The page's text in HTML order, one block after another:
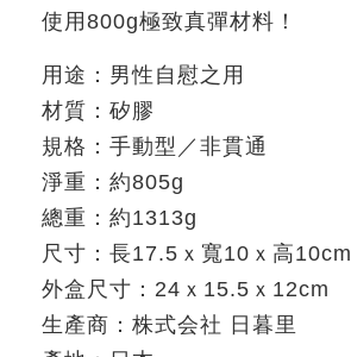
使用 800g極致真彈材料！
用途：男性自慰之用
材質：矽膠
規格：手動型／非貫通
淨重：約805g
總重：約1313g
尺寸：長17.5 ｘ寬10 ｘ高10cm
外盒尺寸： 24 ｘ 15.5 ｘ 12cm
生產商： 株式会社 日暮里